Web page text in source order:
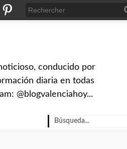
conducido por
diaria en todas
@blogvalenciahoy...